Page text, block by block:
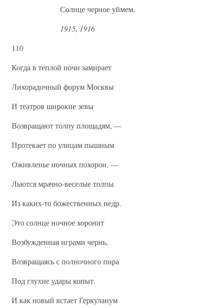
Солнце черное уймем.
1915, 1916
110
Когда в теплой ночи замирает
Лихорадочный форум Москвы
И театров широкие зевы
Возвращают толпу площадям, —
Протекает по улицам пышным
Оживленье ночных похорон, —
Льются мрачно-веселые толпы
Из каких-то божественных недр.
Это солнце ночное хоронит
Возбужденная играми чернь,
Возвращаясь с полночного пира
Под глухие удары копыт.
И как новый встает Геркуланум